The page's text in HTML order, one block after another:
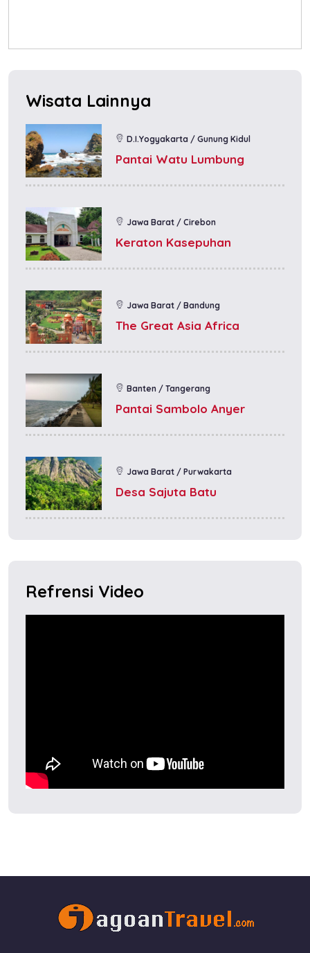
Wisata Lainnya
D.I.Yogyakarta / Gunung Kidul
Pantai Watu Lumbung
Jawa Barat / Cirebon
Keraton Kasepuhan
Jawa Barat / Bandung
The Great Asia Africa
Banten / Tangerang
Pantai Sambolo Anyer
Jawa Barat / Purwakarta
Desa Sajuta Batu
Refrensi Video